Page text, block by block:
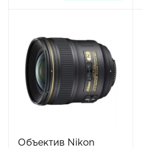
Объектив Nikon